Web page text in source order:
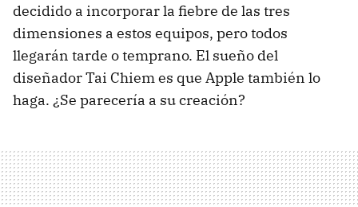
decidido a incorporar la fiebre de las tres
dimensiones a estos equipos, pero todos
llegarán tarde o temprano. El sueño del
diseñador Tai Chiem es que Apple también lo
haga. ¿Se parecería a su creación?